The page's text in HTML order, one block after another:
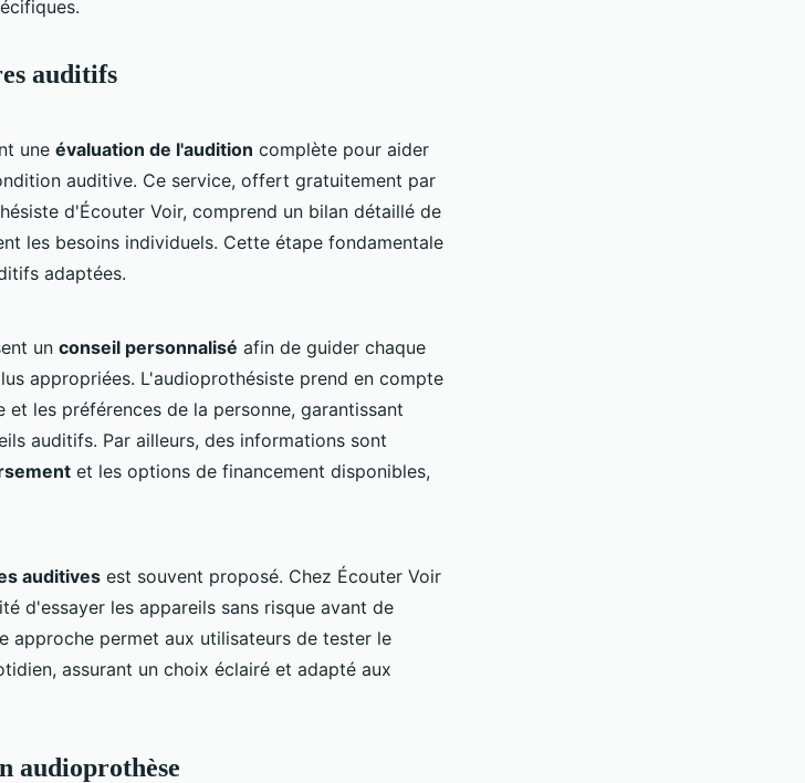
auditifs
une évaluation de l'audition complète pour aider
auditive. Ce service, offert gratuitement par
d'Écouter Voir, comprend un bilan détaillé de
les besoins individuels. Cette étape fondamentale
adaptées.
un conseil personnalisé afin de guider chaque
appropriées. L'audioprothésiste prend en compte
les préférences de la personne, garantissant
auditifs. Par ailleurs, des informations sont
et les options de financement disponibles,
auditives est souvent proposé. Chez Écouter Voir
d'essayer les appareils sans risque avant de
approche permet aux utilisateurs de tester le
assurant un choix éclairé et adapté aux
audioprothèse